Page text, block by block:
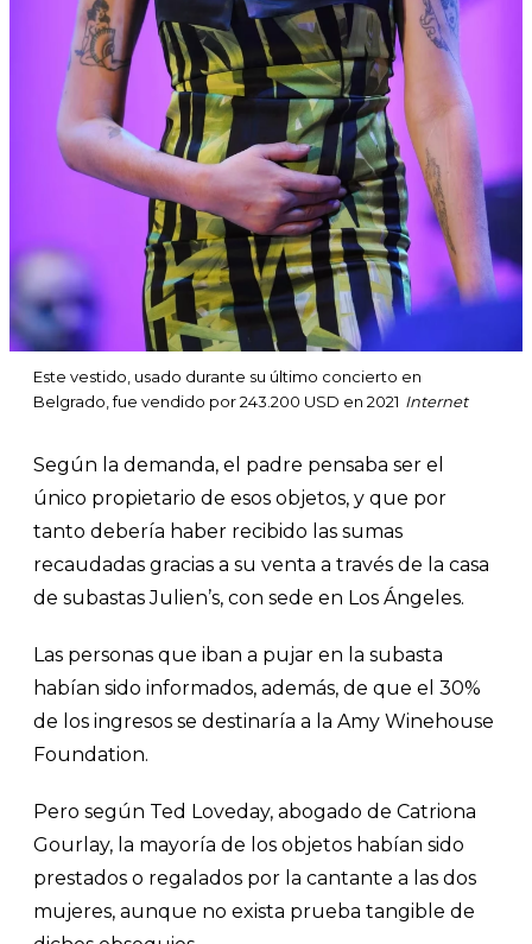
Este vestido, usado durante su último concierto en
Belgrado, fue vendido por 243.200 USD en 2021 Internet
Según la demanda, el padre pensaba ser el
único propietario de esos objetos, y que por
tanto debería haber recibido las sumas
recaudadas gracias a su venta a través de la casa
de subastas Julien’s, con sede en Los Ángeles.
Las personas que iban a pujar en la subasta
habían sido informados, además, de que el 30%
de los ingresos se destinaría a la Amy Winehouse
Foundation.
Pero según Ted Loveday, abogado de Catriona
Gourlay, la mayoría de los objetos habían sido
prestados o regalados por la cantante a las dos
mujeres, aunque no exista prueba tangible de